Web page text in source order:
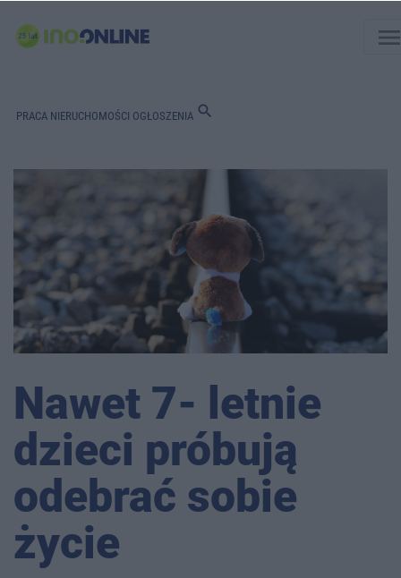
PRACA NIERUCHOMOŚCI OGŁOSZENIA search
Nawet 7- letnie
dzieci próbują
odebrać sobie
życie